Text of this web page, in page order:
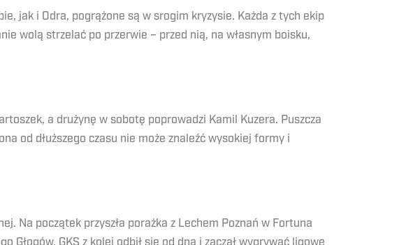
jak i Odra, pogrążone są w srogim kryzysie. Każda z tych ekip
wolą strzelać po przerwie – przed nią, na własnym boisku,
a drużynę w sobotę poprowadzi Kamil Kuzera. Puszcza
od dłuższego czasu nie może znaleźć wysokiej formy i
Na początek przyszła porażka z Lechem Poznań w Fortuna